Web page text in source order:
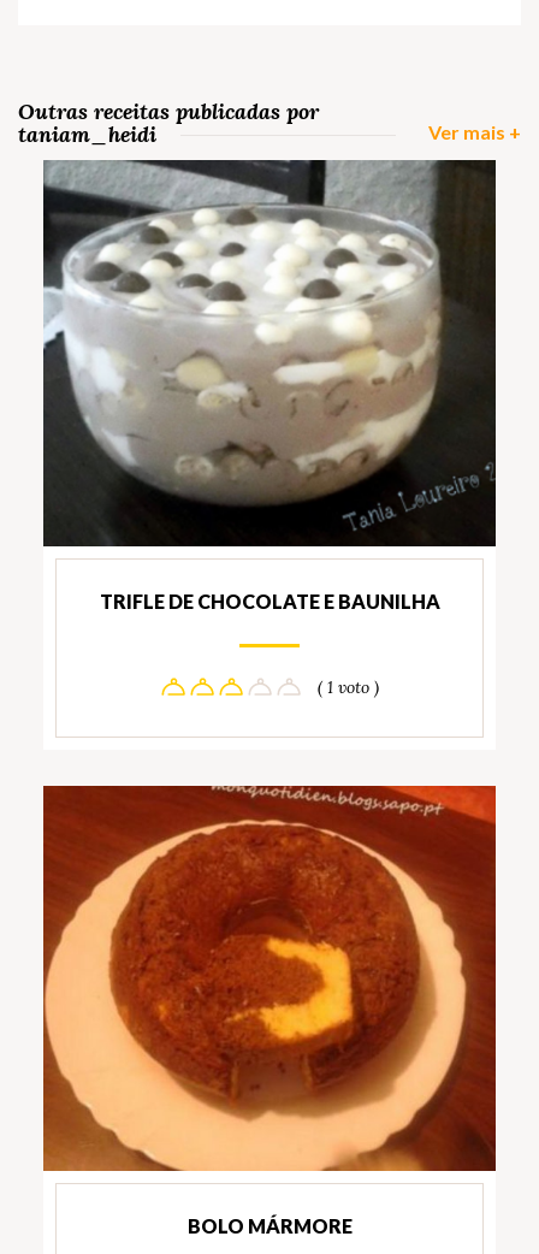
Outras receitas publicadas por
taniam_heidi
Ver mais +
TRIFLE DE CHOCOLATE E BAUNILHA
( 1 voto )
BOLO MÁRMORE